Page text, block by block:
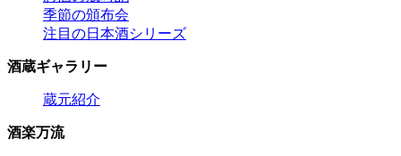
季節の頒布会
注目の日本酒シリーズ
酒蔵ギャラリー
蔵元紹介
酒楽万流